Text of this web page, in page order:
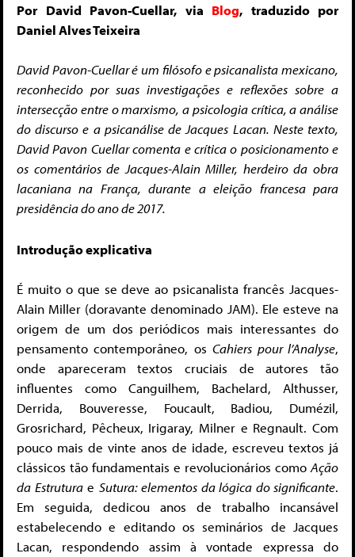
Por David Pavon-Cuellar, via Blog, traduzido por
Daniel Alves Teixeira
David Pavon-Cuellar é um filósofo e psicanalista mexicano,
reconhecido por suas investigações e reflexões sobre a
intersecção entre o marxismo, a psicologia crítica, a análise
do discurso e a psicanálise de Jacques Lacan. Neste texto,
David Pavon Cuellar comenta e crítica o posicionamento e
os comentários de Jacques-Alain Miller, herdeiro da obra
lacaniana na França, durante a eleição francesa para
presidência do ano de 2017.
Introdução explicativa
É muito o que se deve ao psicanalista francês Jacques-
Alain Miller (doravante denominado JAM). Ele esteve na
origem de um dos periódicos mais interessantes do
pensamento contemporâneo, osCahiers pour l’Analyse,
onde apareceram textos cruciais de autores tão
influentes como Canguilhem, Bachelard, Althusser,
Derrida, Bouveresse, Foucault, Badiou, Dumézil,
Grosrichard, Pêcheux, Irigaray, Milner e Regnault. Com
pouco mais de vinte anos de idade, escreveu textos já
clássicos tão fundamentais e revolucionários como Ação
da Estruturae Sutura: elementos da lógica do significante.
Em seguida, dedicou anos de trabalho incansável
estabelecendo e editando os seminários de Jacques
Lacan, respondendo assim à vontade expressa do